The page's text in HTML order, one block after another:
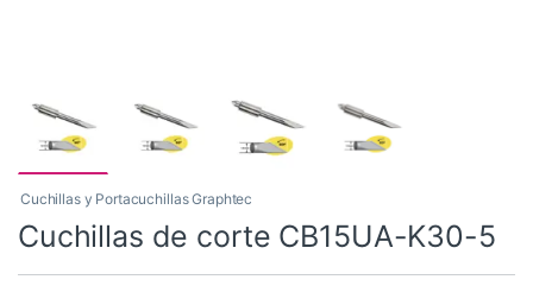
Cuchillas y Portacuchillas Graphtec
Cuchillas de corte CB15UA-K30-5